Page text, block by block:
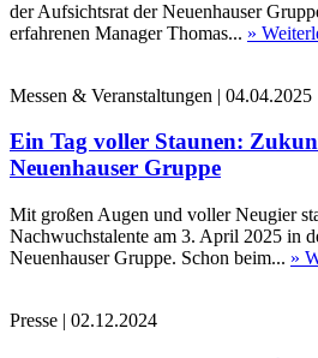
der Aufsichtsrat der Neuenhauser
erfahrenen Manager Thomas... »
Messen & Veranstaltungen | 04.04.2025
Ein Tag voller Staunen:
Neuenhauser Gruppe
Mit großen Augen und voller Neugier
Nachwuchstalente am 3. April 2025 in
Neuenhauser Gruppe. Schon beim... »
Presse | 02.12.2024